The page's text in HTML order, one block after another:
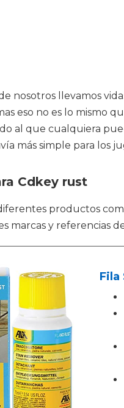
nosotros llevamos
eso no es lo mismo
al que cualquiera
más simple para los
Cdkey rust
productos
marcas y referencias
Fila